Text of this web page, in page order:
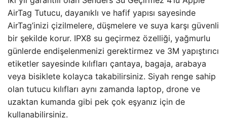
AirTag Tutucu, dayanıklı ve hafif yapısı sayesinde
AirTag’inizi çizilmelere, düşmelere ve suya karşı güvenli
bir şekilde korur. IPX8 su geçirmez özelliği, yağmurlu
günlerde endişelenmenizi gerektirmez ve 3M yapıştırıcı
etiketler sayesinde kılıfları çantaya, bagaja, arabaya
veya bisiklete kolayca takabilirsiniz. Siyah renge sahip
olan tutucu kılıfları aynı zamanda laptop, drone ve
uzaktan kumanda gibi pek çok eşyanız için de
kullanabilirsiniz.